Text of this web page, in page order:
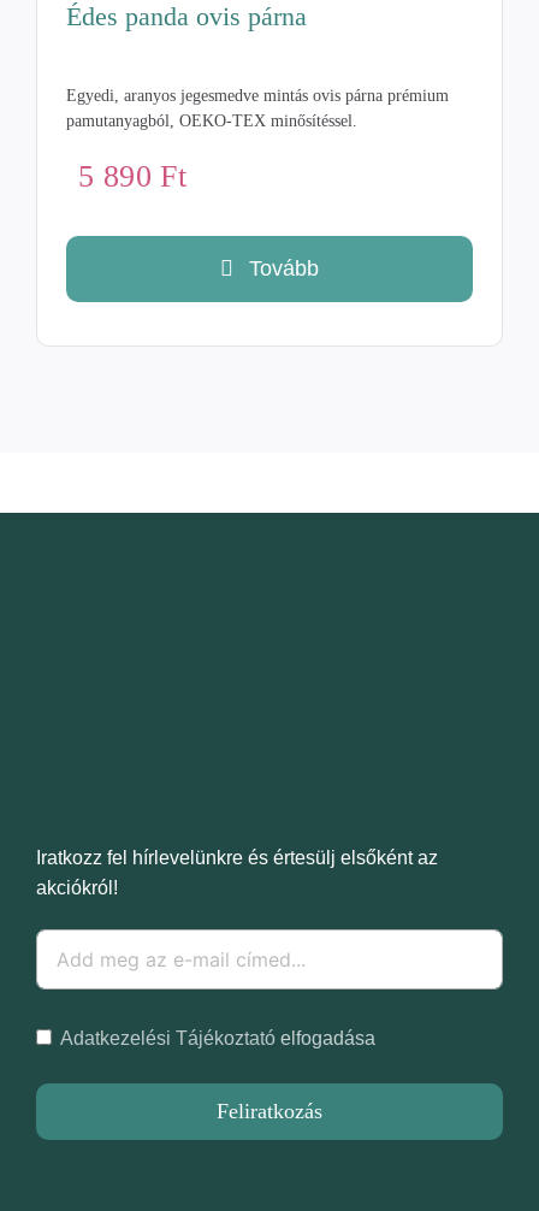
Édes panda ovis párna
Egyedi, aranyos jegesmedve mintás ovis párna prémium
pamutanyagból, OEKO-TEX minősítéssel.
5 890Ft
Tovább
Iratkozz fel hírlevelünkre és értesülj elsőként az
akciókról!
Adatkezelési Tájékoztatóelfogadása
Feliratkozás